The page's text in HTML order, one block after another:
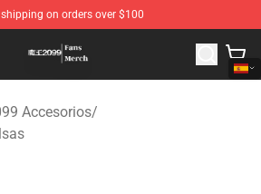
shipping on orders over $100
Store - Official Demon Lord 2099
Accesorios/